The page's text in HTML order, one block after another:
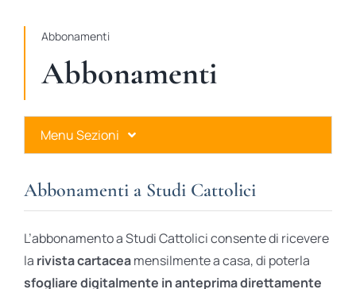
Abbonamenti
Abbonamenti
Menu Sezioni
Ares Gold
Ares Digital
Abbonamenti a Studi Cattolici
L’abbonamento a Studi Cattolici consente di ricevere
la rivista cartaceamensilmente a casa, di poterla
sfogliare digitalmente in anteprima direttamente